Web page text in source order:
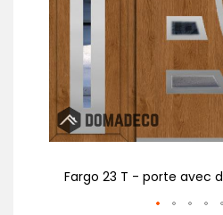
Fargo 23 T - porte avec